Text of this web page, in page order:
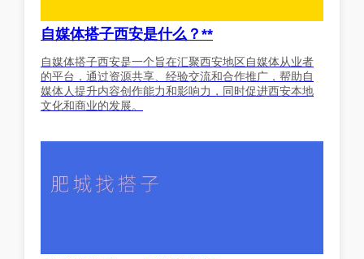
自媒体搭子西安是什么？**
自媒体搭子西安是一个旨在汇聚西安地区自媒体从业者
的平台，通过资源共享、经验交流和合作推广，帮助自
媒体人提升内容创作能力和影响力，同时促进西安本地
文化和商业的发展。